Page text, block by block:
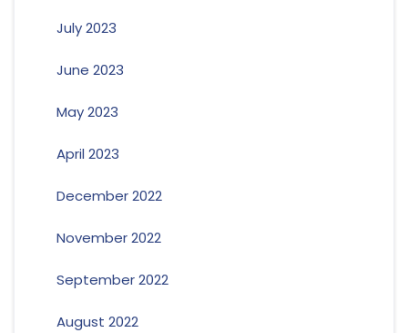
July 2023
June 2023
May 2023
April 2023
December 2022
November 2022
September 2022
August 2022